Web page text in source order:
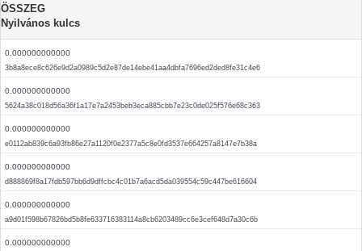
ÖSSZEG
Nyilvános kulcs
0.000000000000
3b8a8ece8c626e9d2a0989c5d2e87de14ebe41aa4dbfa7696ed2ded8fe31c4e6
0.000000000000
5624a38c018d56a36f1a17e7a2453beb3eca885cbb7e23c0de025f576e68c363
0.000000000000
e0112ab839c6a93fb86e27a1120f0e2377a5c8e0fd3537e664257a8147e7b38a
0.000000000000
d888869f8a17fdb597bb6d9dffcbc4c01b7a6acd5da039554c59c447be616604
0.000000000000
a9d01f598b67826bd5b8fe633716383114a8cb6203489cc6e3cef648d7a30c6b
0.000000000000